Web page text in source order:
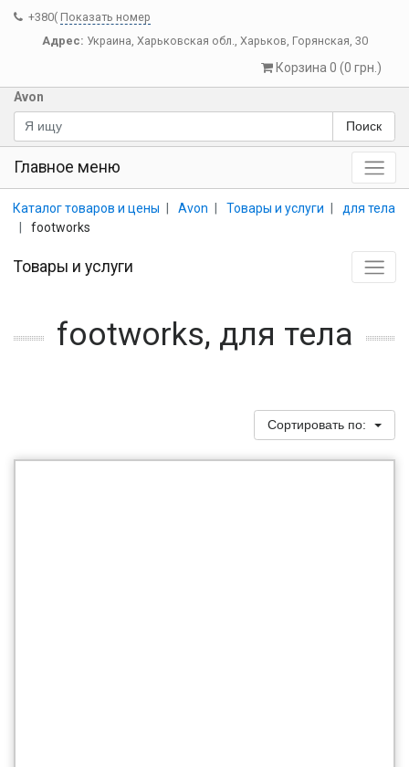
+380( Показать номер
Адрес: Украина, Харьковская обл., Харьков, Горянская, 30
Корзина 0 (0 грн.)
Avon
Поиск
Главное меню
Каталог товаров и цены Avon Товары и услуги
для тела
footworks
Товары и услуги
footworks, для тела
Сортировать по: